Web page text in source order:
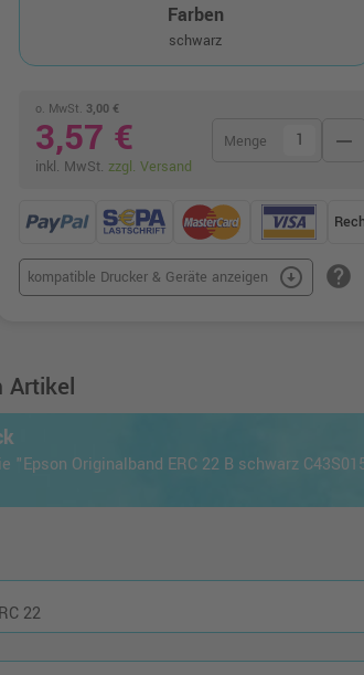
Farben
schwarz
o. MwSt. 3,00 €
3,57 €
inkl. MwSt. zzgl. Versand
Menge remove
kompatible Drucker & Geräte anzeigen arrow_circle_down help
Artikel
"Epson Originalband ERC 22 B schwarz
22